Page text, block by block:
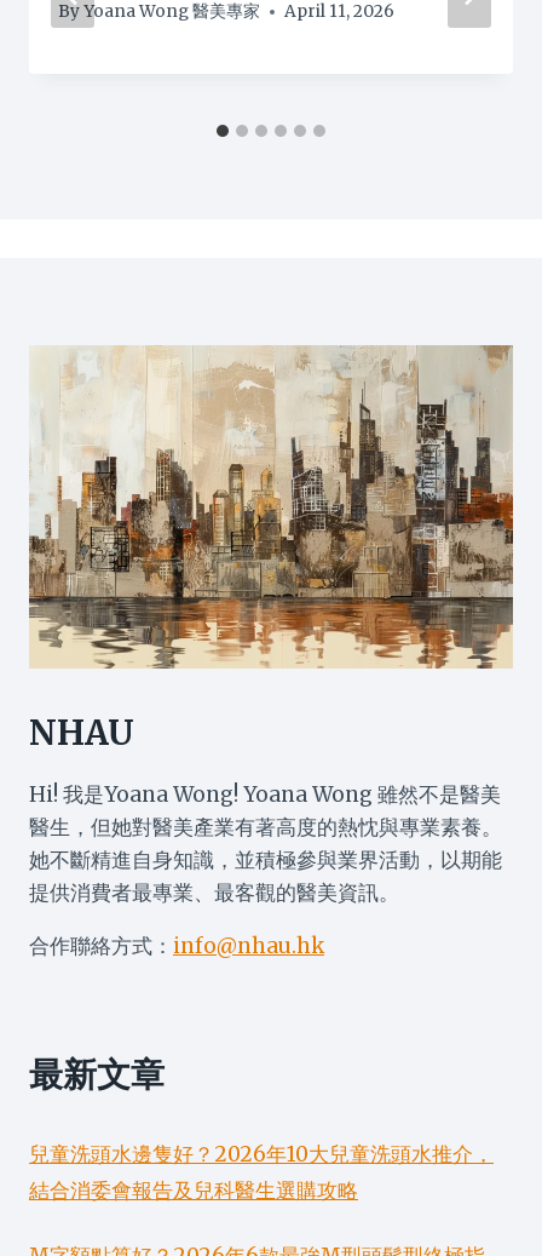
ByYoana Wong 醫美專家 April 11, 2026
NHAU
Hi! 我是Yoana Wong! Yoana Wong 雖然不是醫美
醫生，但她對醫美產業有著高度的熱忱與專業素養。
她不斷精進自身知識，並積極參與業界活動，以期能
提供消費者最專業、最客觀的醫美資訊。
合作聯絡方式： info@nhau.hk
最新文章
兒童洗頭水邊隻好？2026年10大兒童洗頭水推介，
結合消委會報告及兒科醫生選購攻略